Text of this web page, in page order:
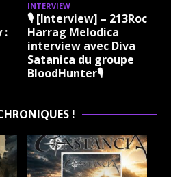
:
INTERVIEW
🎙 [Interview] – 213Rock
Harrag Melodica
interview avec Diva
Satanica du groupe
BloodHunter🎙
!